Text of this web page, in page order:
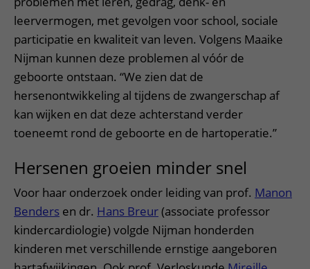
leervermogen, met gevolgen voor school, sociale
participatie en kwaliteit van leven. Volgens Maaike
Nijman kunnen deze problemen al vóór de
geboorte ontstaan. “We zien dat de
hersenontwikkeling al tijdens de zwangerschap af
kan wijken en dat deze achterstand verder
toeneemt rond de geboorte en de hartoperatie.”
Hersenen groeien minder snel
Voor haar onderzoek onder leiding van prof. Manon
Benders en dr. Hans Breur(associate professor
kindercardiologie) volgde Nijman honderden
kinderen met verschillende ernstige aangeboren